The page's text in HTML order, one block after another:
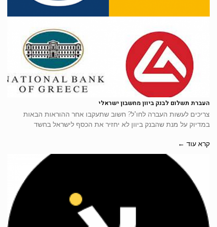
העברת תשלום לבנק ביוון מחשבון ישראלי
צריכים לעשות העברה לחו"ל? חשוב שתעקבו אחר ההוראות הבאות
במדיוק על מנת שהבנק ביוון לא יחזיר את הכסף לישראל בחשד
קרא עוד ←